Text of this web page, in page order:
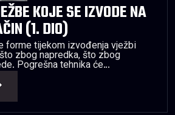
KOJE SE IZVODE NA
(1. DIO)
forme tijekom izvođenja vježbi
zbog napredka, što zbog
Pogrešna tehnika će…